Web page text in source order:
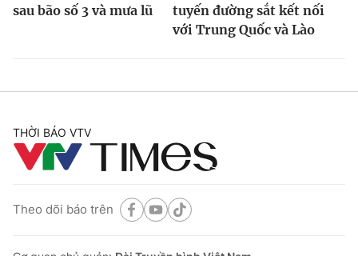
sau bão số 3 và mưa lũ
tuyến đường sắt kết nối
với Trung Quốc và Lào
THỜI BÁO VTV
Theo dõi báo trên